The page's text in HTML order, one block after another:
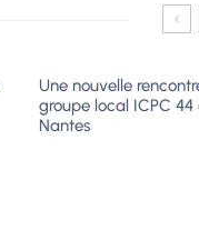
Une nouvelle
groupe local ICPC 44
Nantes